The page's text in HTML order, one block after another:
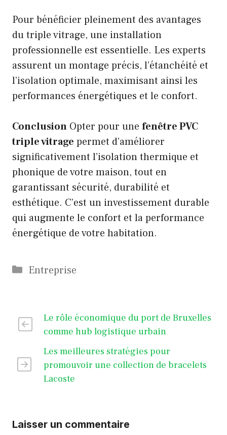
Pour bénéficier pleinement des avantages
du triple vitrage, une installation
professionnelle est essentielle. Les experts
assurent un montage précis, l’étanchéité et
l’isolation optimale, maximisant ainsi les
performances énergétiques et le confort.
Conclusion Opter pour une fenêtre PVC
triple vitrage permet d’améliorer
significativement l’isolation thermique et
phonique de votre maison, tout en
garantissant sécurité, durabilité et
esthétique. C’est un investissement durable
qui augmente le confort et la performance
énergétique de votre habitation.
Catégories
Entreprise
Le rôle économique du port de Bruxelles
comme hub logistique urbain
Les meilleures stratégies pour
promouvoir une collection de bracelets
Lacoste
Laisser un commentaire